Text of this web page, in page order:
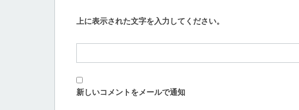
上に表示された文字を入力してください。
新しいコメントをメールで通知